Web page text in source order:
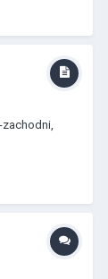
zachodni,